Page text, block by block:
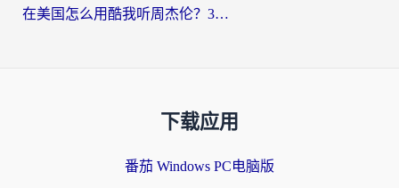
在美国怎么用酷我听周杰伦？3步搞定海外听歌难题
下载应用
番茄 Windows PC电脑版